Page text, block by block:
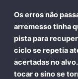
Os erros não
arremesso tinha
pista para
ciclo se repetia
acertadas no
tocar o sino se